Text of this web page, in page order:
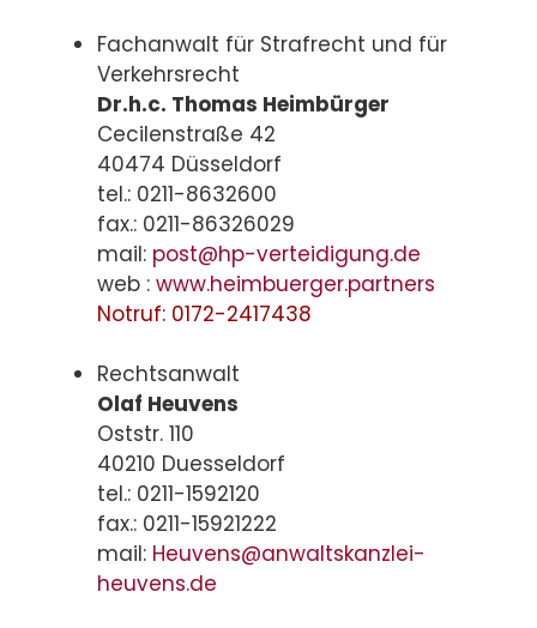
Fachanwalt für Strafrecht und für
Verkehrsrecht
Dr.h.c. Thomas Heimbürger
Cecilenstraße 42
40474 Düsseldorf
tel.: 0211-8632600
fax.: 0211-86326029
mail: post@hp-verteidigung.de
web : www.heimbuerger.partners
Notruf: 0172-2417438
Rechtsanwalt
Olaf Heuvens
Oststr. 110
40210 Duesseldorf
tel.: 0211-1592120
fax.: 0211-15921222
mail: Heuvens@anwaltskanzlei-
heuvens.de